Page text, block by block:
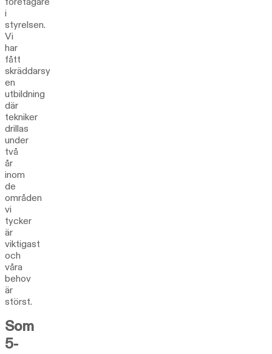
i
styrelsen.
Vi
har
fått
skräddarsy
en
utbildning
där
tekniker
drillas
under
två
år
inom
de
områden
vi
tycker
är
viktigast
och
våra
behov
är
störst.
Som
5-